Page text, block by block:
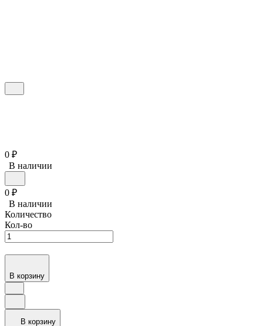
0 ₽
В наличии
0 ₽
В наличии
Количество
Кол-во
В корзину
В корзину